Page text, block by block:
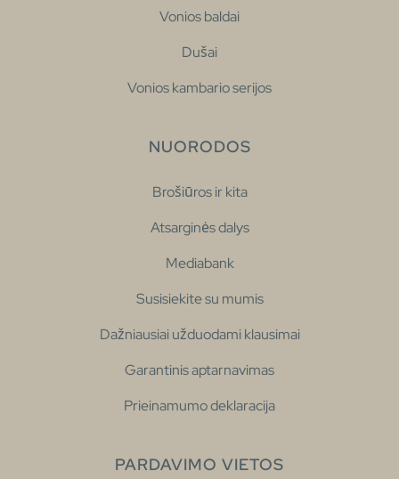
Vonios baldai
Dušai
Vonios kambario serijos
NUORODOS
Brošiūros ir kita
Atsarginės dalys
Mediabank
Susisiekite su mumis
Dažniausiai užduodami klausimai
Garantinis aptarnavimas
Prieinamumo deklaracija
PARDAVIMO VIETOS